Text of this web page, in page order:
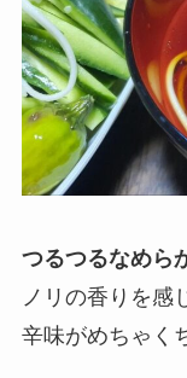
つるつるなめら
ノリの香りを感
辛味がめちゃく